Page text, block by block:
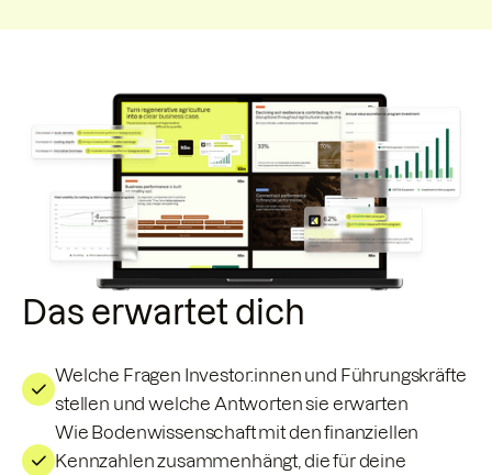
Das erwartet dich
Welche Fragen Investor:innen und Führungskräfte
stellen und welche Antworten sie erwarten
Wie Bodenwissenschaft mit den finanziellen
Kennzahlen zusammenhängt, die für deine